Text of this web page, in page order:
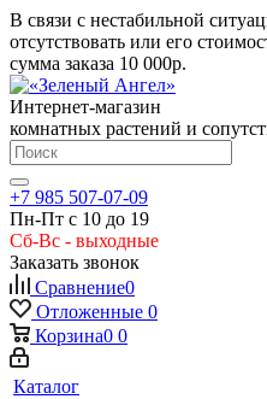
В связи с нестабильной
отсутствовать или его
сумма заказа 10 000р.
Интернет-магазин
комнатных растений и
+7 985 507-07-09
Пн-Пт с 10 до 19
Сб-Вс - выходные
Заказать звонок
Сравнение0
Отложенные 0
Корзина0 0
Каталог